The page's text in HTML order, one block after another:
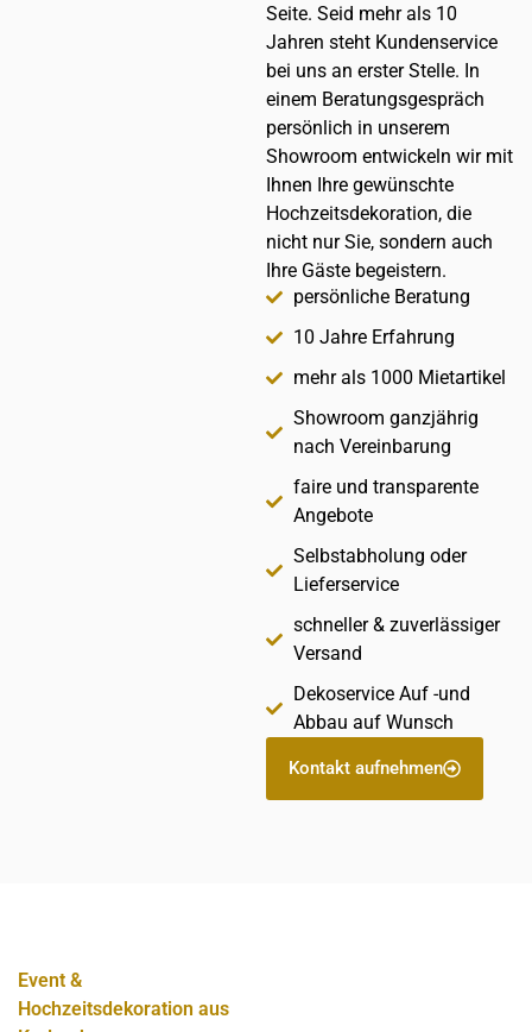
Seite. Seid mehr als 10
Jahren steht Kundenservice
bei uns an erster Stelle. In
einem Beratungsgespräch
persönlich in unserem
Showroom entwickeln wir mit
Ihnen Ihre gewünschte
Hochzeitsdekoration, die
nicht nur Sie, sondern auch
Ihre Gäste begeistern.
persönliche Beratung
10 Jahre Erfahrung
mehr als 1000 Mietartikel
Showroom ganzjährig
nach Vereinbarung
faire und transparente
Angebote
Selbstabholung oder
Lieferservice
schneller & zuverlässiger
Versand
Dekoservice Auf -und
Abbau auf Wunsch
Kontakt aufnehmen
Event &
Hochzeitsdekoration aus